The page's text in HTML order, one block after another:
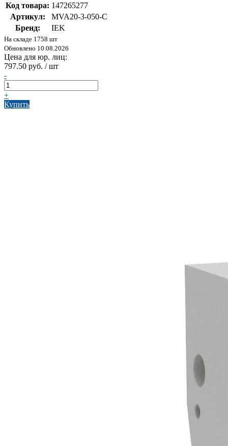
Код товара: 147265277
Артикул:
MVA20-3-050-C
Бренд:
IEK
На складе 1758 шт
Обновлено 10.08.2026
Цена для юр. лиц:
797.50 руб. / шт
-
+
Купить